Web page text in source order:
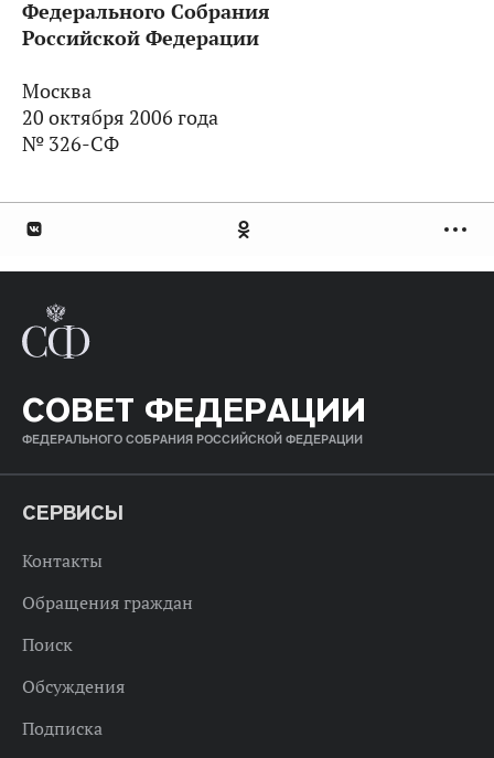
Федерального Собрания
Российской Федерации
Москва
20 октября 2006 года
№ 326-СФ
СОВЕТ ФЕДЕРАЦИИ
ФЕДЕРАЛЬНОГО СОБРАНИЯ РОССИЙСКОЙ ФЕДЕРАЦИИ
СЕРВИСЫ
Контакты
Обращения граждан
Поиск
Обсуждения
Подписка